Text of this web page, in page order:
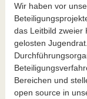
Wir haben vor
das Leitbild zweier
gelosten
Bereichen und
open source in